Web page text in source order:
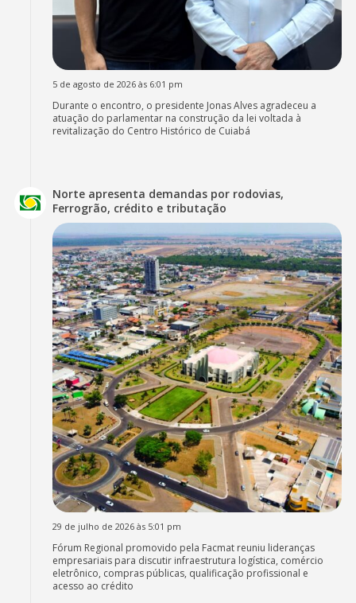
5 de agosto de 2026 às 6:01 pm
Durante o encontro, o presidente Jonas Alves agradeceu a
atuação do parlamentar na construção da lei voltada à
revitalização do Centro Histórico de Cuiabá
Norte apresenta demandas por rodovias,
Ferrogrão, crédito e tributação
29 de julho de 2026 às 5:01 pm
Fórum Regional promovido pela Facmat reuniu lideranças
empresariais para discutir infraestrutura logística, comércio
eletrônico, compras públicas, qualificação profissional e
acesso ao crédito